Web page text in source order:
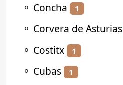
⚬ Concha 1
⚬ Corvera de Asturias
⚬ Costitx 1
⚬ Cubas 1